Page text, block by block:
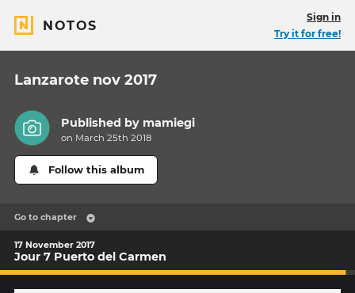
NOTOS
Sign in
Try it for free!
Lanzarote nov 2017
Published by mamiegi
on March 25th 2018
Follow this album
Go to chapter
17 November 2017
Jour 7 Puerto del Carmen